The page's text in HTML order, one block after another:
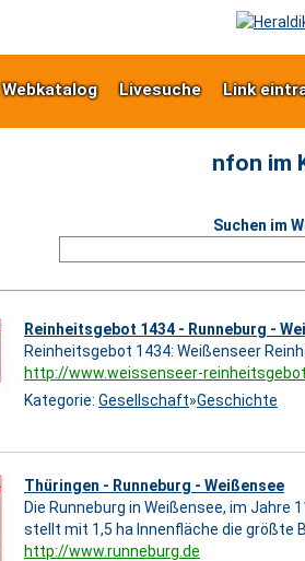
Webkatalog Livesuche Link
nfon im
Suchen im
Reinheitsgebot 1434 - Runneburg -
Reinheitsgebot 1434: Weißenseer
http://www.weissenseer-
Kategorie: Gesellschaft»Geschichte
Thüringen - Runneburg - Weißensee
Die Runneburg in Weißensee, im
stellt mit 1,5 ha Innenfläche die größte
http://www.runneburg.de